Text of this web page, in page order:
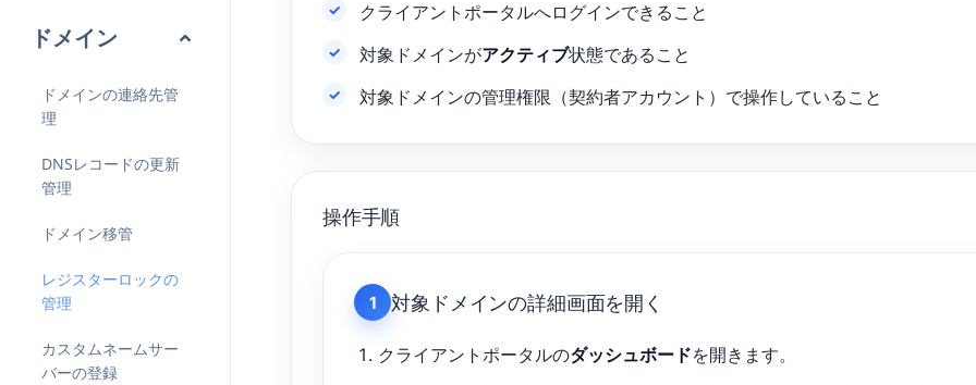
ドメイン
ドメインの連絡先管
理
DNSレコードの更新
管理
ドメイン移管
レジスターロックの
管理
カスタムネームサー
バーの登録
クライアントポータルへログインできること
対象ドメインがアクティブ状態であること
対象ドメインの管理権限（契約者アカウント）で操作していること
操作手順
1 対象ドメインの詳細画面を開く
クライアントポータルのダッシュボードを開きます。